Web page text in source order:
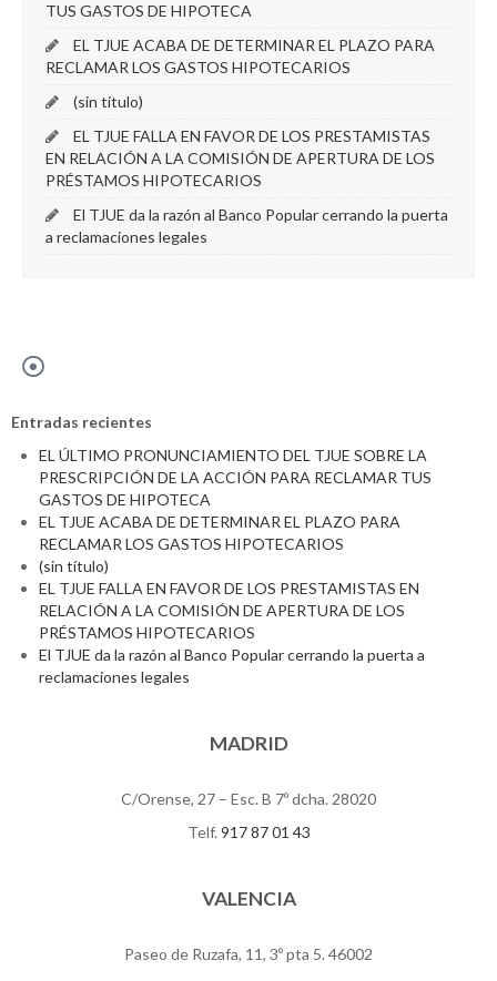
TUS GASTOS DE HIPOTECA
EL TJUE ACABA DE DETERMINAR EL PLAZO PARA
RECLAMAR LOS GASTOS HIPOTECARIOS
(sin título)
EL TJUE FALLA EN FAVOR DE LOS PRESTAMISTAS
EN RELACIÓN A LA COMISIÓN DE APERTURA DE LOS
PRÉSTAMOS HIPOTECARIOS
El TJUE da la razón al Banco Popular cerrando la puerta
a reclamaciones legales
Entradas recientes
EL ÚLTIMO PRONUNCIAMIENTO DEL TJUE SOBRE LA
PRESCRIPCIÓN DE LA ACCIÓN PARA RECLAMAR TUS
GASTOS DE HIPOTECA
EL TJUE ACABA DE DETERMINAR EL PLAZO PARA
RECLAMAR LOS GASTOS HIPOTECARIOS
(sin título)
EL TJUE FALLA EN FAVOR DE LOS PRESTAMISTAS EN
RELACIÓN A LA COMISIÓN DE APERTURA DE LOS
PRÉSTAMOS HIPOTECARIOS
El TJUE da la razón al Banco Popular cerrando la puerta a
reclamaciones legales
MADRID
C/Orense, 27 – Esc. B 7º dcha. 28020
Telf. 917 87 01 43
VALENCIA
Paseo de Ruzafa, 11, 3º pta 5. 46002